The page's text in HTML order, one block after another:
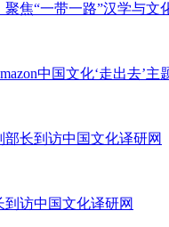
焦“一带一路”汉学与文
中国文化‘走出去’主
长到访中国文化译研网
访中国文化译研网